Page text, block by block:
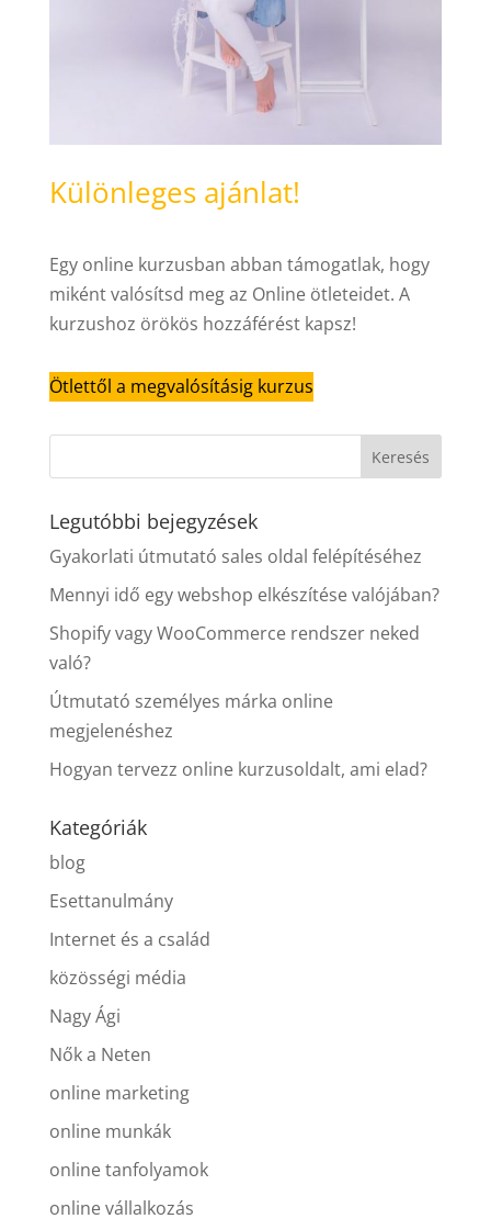
Különleges ajánlat!
Egy online kurzusban abban támogatlak, hogy
miként valósítsd meg az Online ötleteidet. A
kurzushoz örökös hozzáférést kapsz!
Ötlettől a megvalósításig kurzus
Legutóbbi bejegyzések
Gyakorlati útmutató sales oldal felépítéséhez
Mennyi idő egy webshop elkészítése valójában?
Shopify vagy WooCommerce rendszer neked
való?
Útmutató személyes márka online
megjelenéshez
Hogyan tervezz online kurzusoldalt, ami elad?
Kategóriák
blog
Esettanulmány
Internet és a család
közösségi média
Nagy Ági
Nők a Neten
online marketing
online munkák
online tanfolyamok
online vállalkozás